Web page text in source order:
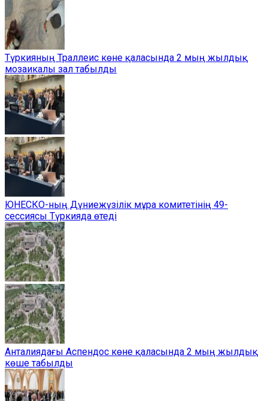
Түркияның Траллеис көне қаласында 2 мың жылдық
мозаикалы зал табылды
ЮНЕСКО-ның Дүниежүзілік мұра комитетінің 49-
сессиясы Түркияда өтеді
Анталиядағы Аспендос көне қаласында 2 мың жылдық
көше табылды